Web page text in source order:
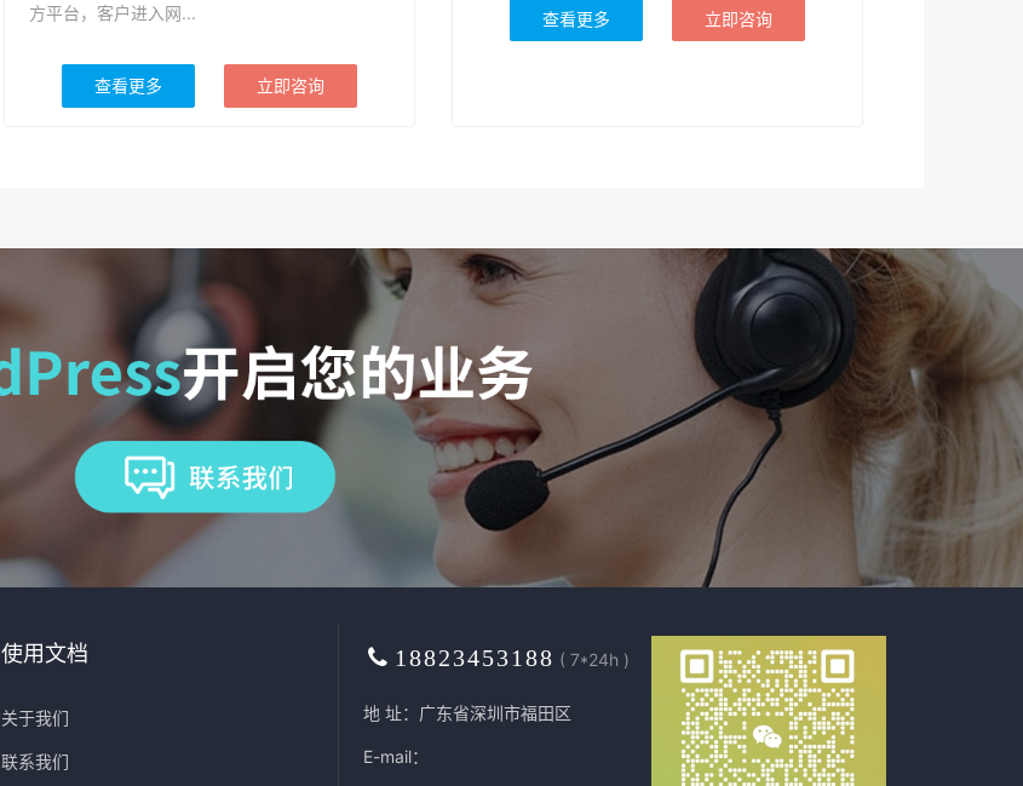
方平台，客户进入网...
查看更多 立即咨询
查看更多 立即咨询
使用文档
关于我们
联系我们
18823453188 ( 7*24h )
地 址：广东省深圳市福田区
E-mail：